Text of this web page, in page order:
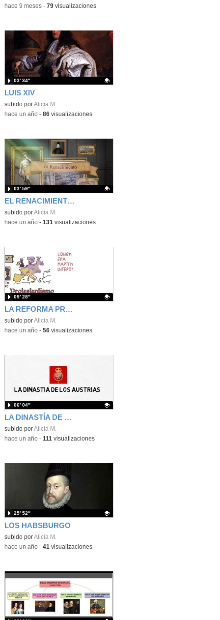
-hace 9 meses- 79visualizaciones
LUIS XIV
Contenido educativo.
subido porAlicia M.
03′ 34″
-hace un año- 86visualizaciones
EL RENACIMIENTO HISPÁNICO
Contenido educativo.
subido porAlicia M.
03′ 59″
-hace un año- 131 visualizaciones
LA REFORMA PROTESTANTE Y LUTERO
Contenido educativo.
subido porAlicia M.
09′ 28″
-hace un año- 56visualizaciones
LA DINASTÍA DE LOS AUSTRIAS
Contenido educativo.
subido porAlicia M.
06′ 04″
-hace un año- 111 visualizaciones
LOS HABSBURGO
Contenido educativo.
subido porAlicia M.
25′ 52″
-hace un año- 41 visualizaciones